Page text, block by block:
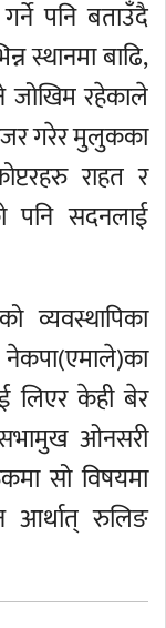
पनि बताउँदै
स्थानमा बाढि,
जोखिम रहेकाले
गरेर मुलुकका
राहत र
पनि सदनलाई
व्यवस्थापिका
लिएर केही बेर
ओनसरी
सो विषयमा
आर्थात् रुलिङ